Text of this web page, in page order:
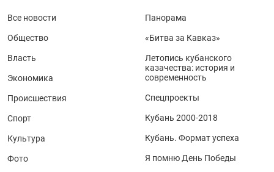
Все новости
Общество
Власть
Экономика
Происшествия
Спорт
Культура
Фото
Панорама
«Битва за Кавказ»
Летопись кубанского
казачества: история и
современность
Спецпроекты
Кубань 2000-2018
Кубань. Формат успеха
Я помню День Победы